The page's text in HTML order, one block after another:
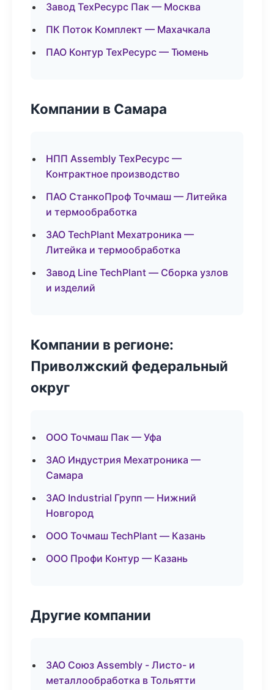
Завод ТехРесурс Пак — Москва
ПК Поток Комплект — Махачкала
ПАО Контур ТехРесурс — Тюмень
Компании в Самара
НПП Assembly ТехРесурс —
Контрактное производство
ПАО СтанкоПроф Точмаш — Литейка
и термообработка
ЗАО TechPlant Мехатроника —
Литейка и термообработка
Завод Line TechPlant — Сборка узлов
и изделий
Компании в регионе:
Приволжский федеральный
округ
ООО Точмаш Пак — Уфа
ЗАО Индустрия Мехатроника —
Самара
ЗАО Industrial Групп — Нижний
Новгород
ООО Точмаш TechPlant — Казань
ООО Профи Контур — Казань
Другие компании
ЗАО Союз Assembly - Листо- и
металлообработка в Тольятти